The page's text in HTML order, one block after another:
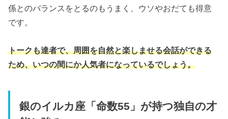
係とのバランスをとるのもうまく、ウソやおだても得意
です。
トークも達者で、周囲を自然と楽しませる会話ができる
ため、いつの間にか人気者になっているでしょう。
銀のイルカ座「命数55」が持つ独自の才